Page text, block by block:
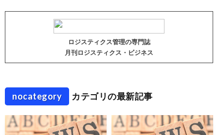
ロジスティクス管理の専門誌
月刊ロジスティクス・ビジネス
nocategory カテゴリの最新記事